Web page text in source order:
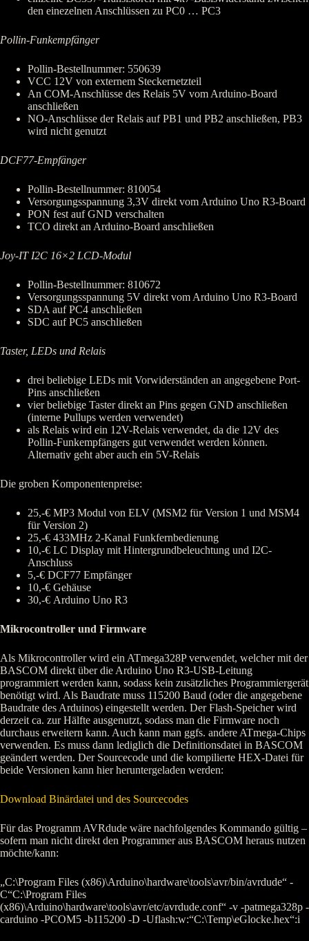
den einezelnen Anschlüssen zu PC0 … PC3
Pollin-Funkempfänger
Pollin-Bestellnummer: 550639
VCC 12V von externem Steckernetzteil
An COM-Anschlüsse des Relais 5V vom Arduino-Board
anschließen
NO-Anschlüsse der Relais auf PB1 und PB2 anschließen, PB3
wird nicht genutzt
DCF77-Empfänger
Pollin-Bestellnummer: 810054
Versorgungsspannung 3,3V direkt vom Arduino Uno R3-Board
PON fest auf GND verschalten
TCO direkt an Arduino-Board anschließen
Joy-IT I2C 16×2 LCD-Modul
Pollin-Bestellnummer: 810672
Versorgungsspannung 5V direkt vom Arduino Uno R3-Board
SDA auf PC4 anschließen
SDC auf PC5 anschließen
Taster, LEDs und Relais
drei beliebige LEDs mit Vorwiderständen an angegebene Port-
Pins anschließen
vier beliebige Taster direkt an Pins gegen GND anschließen
(interne Pullups werden verwendet)
als Relais wird ein 12V-Relais verwendet, da die 12V des
Pollin-Funkempfängers gut verwendet werden können.
Alternativ geht aber auch ein 5V-Relais
Die groben Komponentenpreise:
25,-€ MP3 Modul von ELV (MSM2 für Version 1 und MSM4
für Version 2)
25,-€ 433MHz 2-Kanal Funkfernbedienung
10,-€ LC Display mit Hintergrundbeleuchtung und I2C-
Anschluss
5,-€ DCF77 Empfänger
10,-€ Gehäuse
30,-€ Arduino Uno R3
Mikrocontroller und Firmware
Als Mikrocontroller wird ein ATmega328P verwendet, welcher mit der
BASCOM direkt über die Arduino Uno R3-USB-Leitung
programmiert werden kann, sodass kein zusätzliches Programmiergerät
benötigt wird. Als Baudrate muss 115200 Baud (oder die angegebene
Baudrate des Arduinos) eingestellt werden. Der Flash-Speicher wird
derzeit ca. zur Hälfte ausgenutzt, sodass man die Firmware noch
durchaus erweitern kann. Auch kann man ggfs. andere ATmega-Chips
verwenden. Es muss dann lediglich die Definitionsdatei in BASCOM
geändert werden. Der Sourcecode und die kompilierte HEX-Datei für
beide Versionen kann hier heruntergeladen werden:
Download Binärdatei und des Sourcecodes
Für das Programm AVRdude wäre nachfolgendes Kommando gültig –
sofern man nicht direkt den Programmer aus BASCOM heraus nutzen
möchte/kann:
„C:\Program Files (x86)\Arduino\hardware\tools\avr/bin/avrdude“ -
C“C:\Program Files
(x86)\Arduino\hardware\tools\avr/etc/avrdude.conf“ -v -patmega328p -
carduino -PCOM5 -b115200 -D -Uflash:w:“C:\Temp\eGlocke.hex“:i